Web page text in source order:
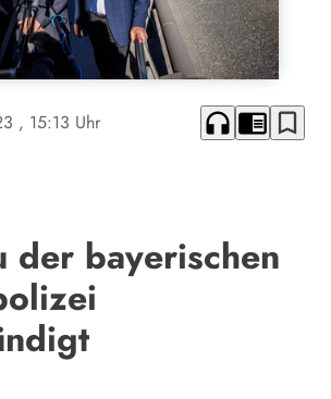
, 15:13 Uhr headphones chrome_reader_mode bookmark_border
der bayerischen